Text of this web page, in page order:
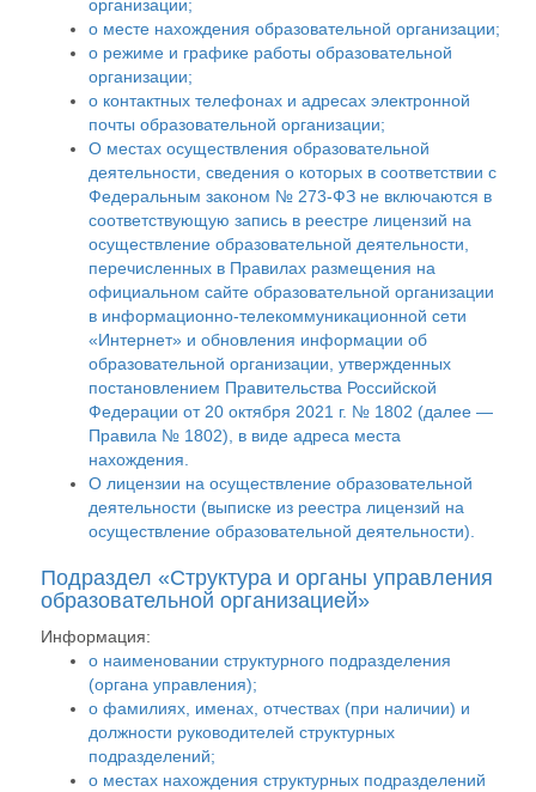
организации;
о месте нахождения образовательной организации;
о режиме и графике работы образовательной
организации;
о контактных телефонах и адресах электронной
почты образовательной организации;
О местах осуществления образовательной
деятельности, сведения о которых в соответствии с
Федеральным законом № 273-ФЗ не включаются в
соответствующую запись в реестре лицензий на
осуществление образовательной деятельности,
перечисленных в Правилах размещения на
официальном сайте образовательной организации
в информационно-телекоммуникационной сети
«Интернет» и обновления информации об
образовательной организации, утвержденных
постановлением Правительства Российской
Федерации от 20 октября 2021 г. № 1802 (далее —
Правила № 1802), в виде адреса места
нахождения.
О лицензии на осуществление образовательной
деятельности (выписке из реестра лицензий на
осуществление образовательной деятельности).
Подраздел «Структура и органы управления
образовательной организацией»
Информация:
о наименовании структурного подразделения
(органа управления);
о фамилиях, именах, отчествах (при наличии) и
должности руководителей структурных
подразделений;
о местах нахождения структурных подразделений